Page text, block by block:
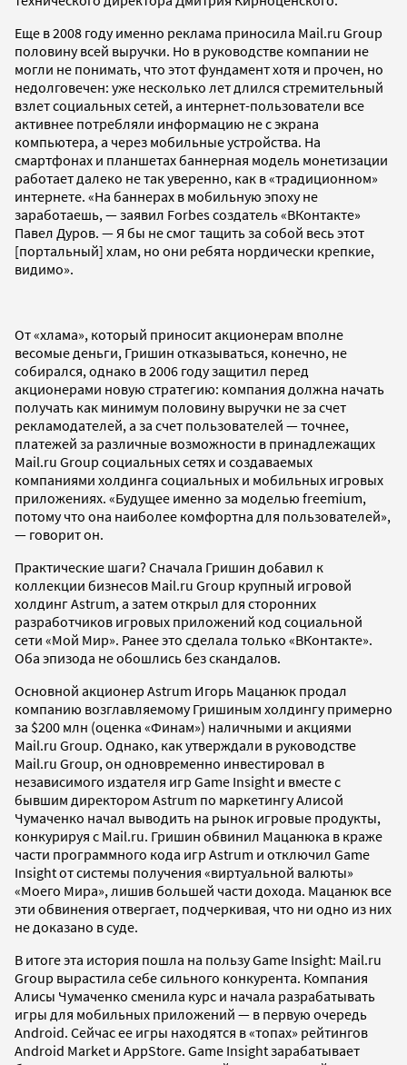
Еще в 2008 году именно реклама приносила Mail.ru Group
половину всей выручки. Но в руководстве компании не
могли не понимать, что этот фундамент хотя и прочен, но
недолговечен: уже несколько лет длился стремительный
взлет социальных сетей, а интернет-пользователи все
активнее потребляли информацию не с экрана
компьютера, а через мобильные устройства. На
смартфонах и планшетах баннерная модель монетизации
работает далеко не так уверенно, как в «традиционном»
интернете. «На баннерах в мобильную эпоху не
заработаешь, — заявил Forbes создатель «ВКонтакте»
Павел Дуров. — Я бы не смог тащить за собой весь этот
[портальный] хлам, но они ребята нордически крепкие,
видимо».
От «хлама», который приносит акционерам вполне
весомые деньги, Гришин отказываться, конечно, не
собирался, однако в 2006 году защитил перед
акционерами новую стратегию: компания должна начать
получать как минимум половину выручки не за счет
рекламодателей, а за счет пользователей — точнее,
платежей за различные возможности в принадлежащих
Mail.ru Group социальных сетях и создаваемых
компаниями холдинга социальных и мобильных игровых
приложениях. «Будущее именно за моделью freemium,
потому что она наиболее комфортна для пользователей»,
— говорит он.
Практические шаги? Сначала Гришин добавил к
коллекции бизнесов Mail.ru Group крупный игровой
холдинг Astrum, а затем открыл для сторонних
разработчиков игровых приложений код социальной
сети «Мой Мир». Ранее это сделала только «ВКонтакте».
Оба эпизода не обошлись без скандалов.
Основной акционер Astrum Игорь Мацанюк продал
компанию возглавляемому Гришиным холдингу примерно
за $200 млн (оценка «Финам») наличными и акциями
Mail.ru Group. Однако, как утверждали в руководстве
Mail.ru Group, он одновременно инвестировал в
независимого издателя игр Game Insight и вместе с
бывшим директором Astrum по маркетингу Алисой
Чумаченко начал выводить на рынок игровые продукты,
конкурируя с Mail.ru. Гришин обвинил Мацанюка в краже
части программного кода игр Astrum и отключил Game
Insight от системы получения «виртуальной валюты»
«Моего Мира», лишив большей части дохода. Мацанюк все
эти обвинения отвергает, подчеркивая, что ни одно из них
не доказано в суде.
В итоге эта история пошла на пользу Game Insight: Mail.ru
Group вырастила себе сильного конкурента. Компания
Алисы Чумаченко сменила курс и начала разрабатывать
игры для мобильных приложений — в первую очередь
Android. Сейчас ее игры находятся в «топах» рейтингов
Android Market и AppStore. Game Insight зарабатывает